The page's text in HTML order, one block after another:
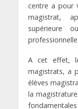
centre a pour
magistrat,
supérieure
A cet effet,
magistrats, a
élèves
la